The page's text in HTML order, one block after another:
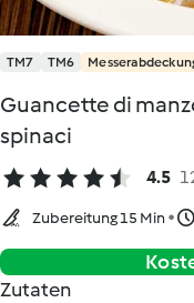
TM7 TM6
Guancette di
spinaci
4.5
Zubereitung 15 Min
Zutaten